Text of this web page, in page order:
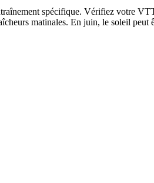
spécifique. Vérifiez votre
matinales. En juin, le soleil peut